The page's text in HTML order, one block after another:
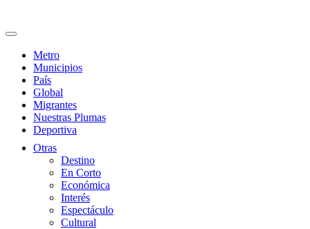
Metro
Municipios
País
Global
Migrantes
Nuestras Plumas
Deportiva
Otras
Destino
En Corto
Económica
Interés
Espectáculo
Cultural